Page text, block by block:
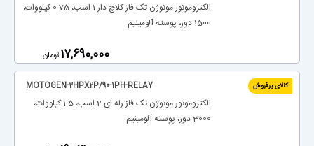
الکتروموتور موتوژن تک فاز کلاچ دار 1 اسب، 0.75 کیلووات،
1500 دور، پوسته آلومینیم
‎17,690,000 تومان
کالای پرفروش MOTOGEN-2HPX2P/90-1PH-RELAY
الکتروموتور موتوژن تک فاز رله ای 2 اسب، 1.5 کیلووات،
3000 دور، پوسته آلومینیم